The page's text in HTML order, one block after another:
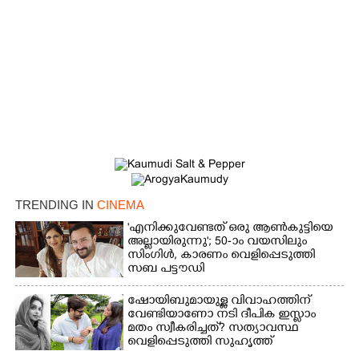
TRENDING IN CINEMA
'എനിക്കുവേണ്ടത് ഒരു ആൺകുട്ടിയെ
അല്ലായിരുന്നു'; 50-ാം വയസിലും
സിംഗിൾ, കാരണം വെളിപ്പെടുത്തി
സബ പട്ടൗഡി
ഷോയിബുമായുള്ള വിവാഹത്തിന്
വേണ്ടിയാണോ നടി ദീപിക ഇസ്ലാം
മതം സ്വീകരിച്ചത്? സത്യാവസ്ഥ
വെളിപ്പെടുത്തി സുഹൃത്ത്‌